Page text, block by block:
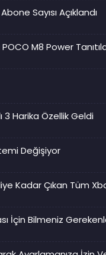
Sayısı Açıklandı
M8 Power
3 Harika Özellik Geldi
Değişiyor
Kadar Çıkan Tüm
İçin Bilmeniz